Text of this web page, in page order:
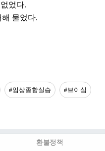
었다.
물었다.
#임상종합실습 #브이심
환불정책